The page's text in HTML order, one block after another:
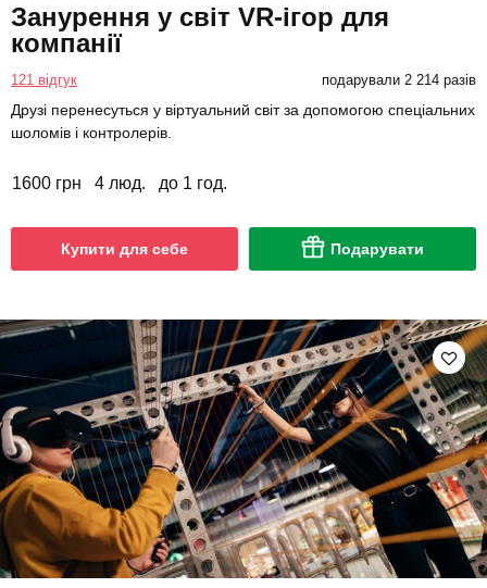
Занурення у світ VR-ігор для
компанії
121 відгук подарували 2 214 разів
Друзі перенесуться у віртуальний світ за допомогою спеціальних
шоломів і контролерів.
1600 грн 4 люд. до 1 год.
Купити для себе Подарувати